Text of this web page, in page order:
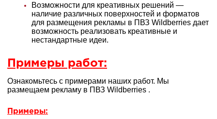
Возможности для креативных решений —
наличие различных поверхностей и форматов
для размещения рекламы в ПВЗ Wildberries дает
возможность реализовать креативные и
нестандартные идеи.
Примеры работ:
Ознакомьтесь с примерами наших работ. Мы
размещаем рекламу в ПВЗ Wildberries .
Примеры: